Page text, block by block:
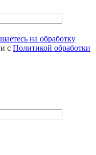
на обработку
с Политикой обработки